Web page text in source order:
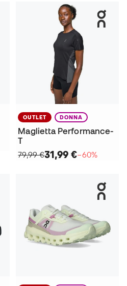
OUTLET DONNA
Maglietta Performance-
T
79,99 €31,99 €−60%